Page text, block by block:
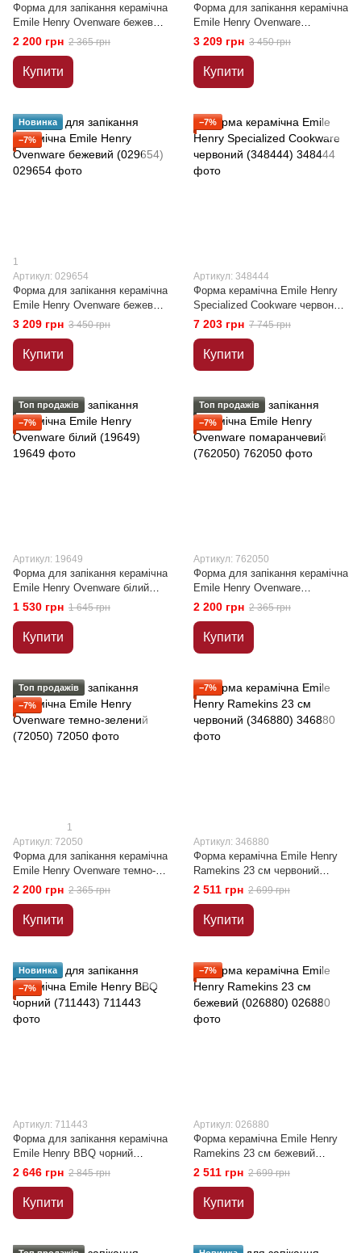
Форма для запікання керамічна
Emile Henry Ovenware бежевий
(022050)
2 200 грн 2 365 грн
Купити
Форма для запікання керамічна
Emile Henry Ovenware
червоний (349654)
3 209 грн 3 450 грн
Купити
Новинка
−7%
1
Артикул: 029654
Форма для запікання керамічна
Emile Henry Ovenware бежевий
(029654)
3 209 грн 3 450 грн
Купити
−7%
Артикул: 348444
Форма керамічна Emile Henry
Specialized Cookware червоний
(348444)
7 203 грн 7 745 грн
Купити
Топ продажів
−7%
Артикул: 19649
Форма для запікання керамічна
Emile Henry Ovenware білий
(19649)
1 530 грн 1 645 грн
Купити
Топ продажів
−7%
Артикул: 762050
Форма для запікання керамічна
Emile Henry Ovenware
помаранчевий (762050)
2 200 грн 2 365 грн
Купити
Топ продажів
−7%
1
Артикул: 72050
Форма для запікання керамічна
Emile Henry Ovenware темно-
зелений (72050)
2 200 грн 2 365 грн
Купити
−7%
Артикул: 346880
Форма керамічна Emile Henry
Ramekins 23 см червоний
(346880)
2 511 грн 2 699 грн
Купити
Новинка
−7%
Артикул: 711443
Форма для запікання керамічна
Emile Henry BBQ чорний
(711443)
2 646 грн 2 845 грн
Купити
−7%
Артикул: 026880
Форма керамічна Emile Henry
Ramekins 23 см бежевий
(026880)
2 511 грн 2 699 грн
Купити